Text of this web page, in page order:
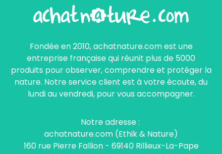
Fondée en 2010, achatnature.com est une
entreprise française qui réunit plus de 5000
produits pour observer, comprendre et protéger la
nature. Notre service client est à votre écoute, du
lundi au vendredi, pour vous accompagner.
Notre adresse :
achatnature.com (Ethik & Nature)
160 rue Pierre Fallion - 69140 Rillieux-La-Pape